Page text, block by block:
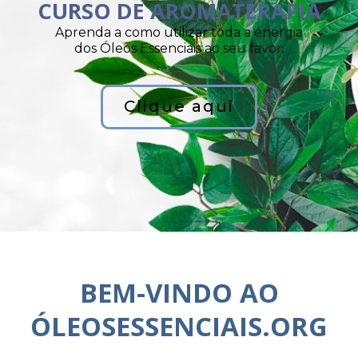
CURSO DE AROMATERAPIA
Aprenda a como utilizar toda a energia
dos Óleos Essenciais ao seu favor.
Clique aqui
BEM-VINDO AO
ÓLEOSESSENCIAIS.ORG